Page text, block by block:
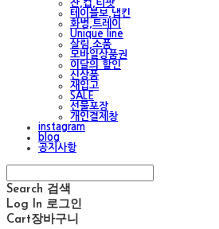
잔,컵,티팟
테이블보,냅킨
화병,트레이
Unique line
살림,소품
모바일상품권
이달의 할인
신상품
재입고
SALE
선물포장
개인결제창
instagram
blog
공지사항
Search 검색
Log In 로그인
Cart장바구니